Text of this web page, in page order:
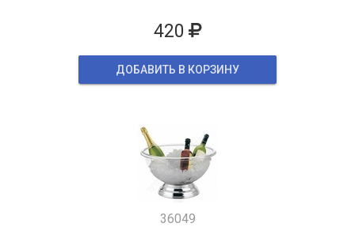
420
ДОБАВИТЬ В КОРЗИНУ
36049